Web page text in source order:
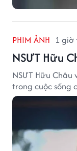
PHIM ẢNH 1
NSƯT Hữu
NSƯT Hữu
trong cuộc sống